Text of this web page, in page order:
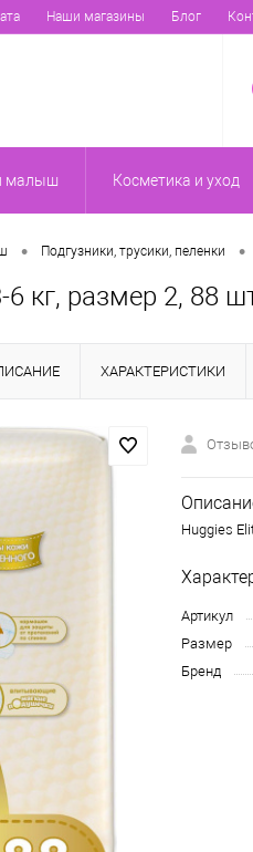
Наши магазины Блог
малыш Косметика и уход
• Подгузники, трусики, пеленки •
кг, размер 2, 88
ХАРАКТЕРИСТИКИ
Huggies
Артикул
Размер
Бренд